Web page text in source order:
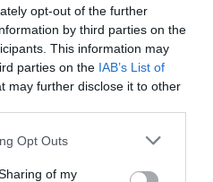
opt-out of the further
by third parties on the
This information may
parties on the IAB’s List of
may further disclose it to other
uses one or more Google
behaviour. You may click to
Opt Outs
of my